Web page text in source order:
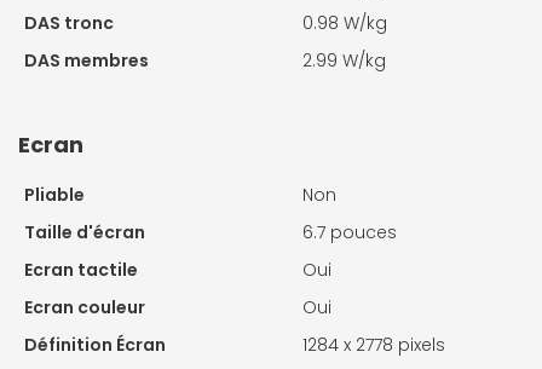
DAS tronc
0.98 W/kg
DAS membres
2.99 W/kg
Ecran
Pliable
Non
Taille d'écran
6.7 pouces
Ecran tactile
Oui
Ecran couleur
Oui
Définition Écran
1284 x 2778 pixels